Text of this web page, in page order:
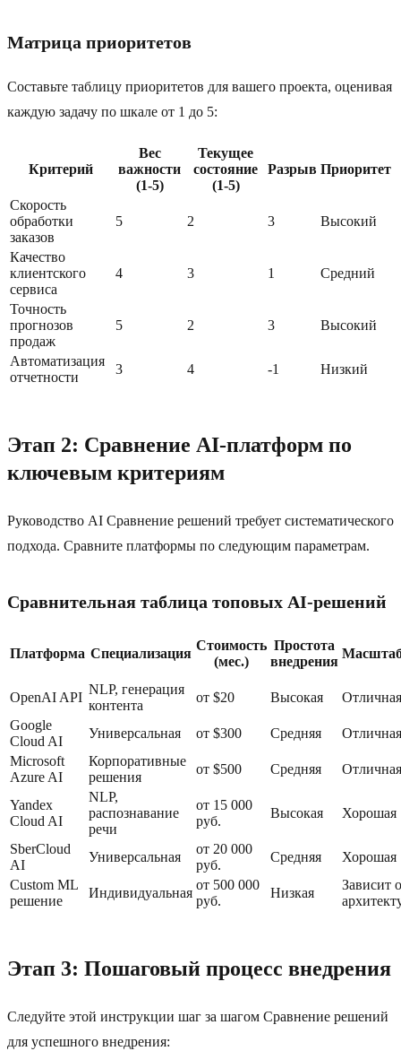
Матрица приоритетов
Составьте таблицу приоритетов для вашего проекта, оценивая
каждую задачу по шкале от 1 до 5:
Критерий
Вес
важности
(1-5)
Текущее
состояние
(1-5)
Разрыв Приоритет
Скорость
обработки
заказов
5 2 3 Высокий
Качество
клиентского
сервиса
4 3 1 Средний
Точность
прогнозов
продаж
5 2 3 Высокий
Автоматизация
отчетности
3 4 -1 Низкий
Этап 2: Сравнение AI-платформ по
ключевым критериям
Руководство AI Сравнение решений требует систематического
подхода. Сравните платформы по следующим параметрам.
Сравнительная таблица топовых AI-решений
Платформа Специализация
Стоимость
(мес.)
Простота
внедрения
OpenAI API
NLP, генерация
контента
от $20 Высокая
Отличная
Google
Cloud AI
Универсальная от $300 Средняя
Отличная
Microsoft
Azure AI
Корпоративные
решения
от $500 Средняя Отличная
Yandex
Cloud AI
NLP,
распознавание
речи
от 15 000
руб.
Высокая Хорошая
SberCloud
AI
Универсальная
от 20 000
руб.
Средняя
Хорошая
Custom ML
решение
Индивидуальная
от 500 000
руб.
Низкая
Зависит
Этап 3: Пошаговый процесс внедрения
Следуйте этой инструкции шаг за шагом Сравнение решений
для успешного внедрения: